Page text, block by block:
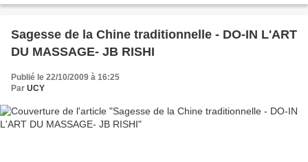
Sagesse de la Chine traditionnelle - DO-IN L'ART
DU MASSAGE- JB RISHI
Publié le 22/10/2009 à 16:25
Par UCY